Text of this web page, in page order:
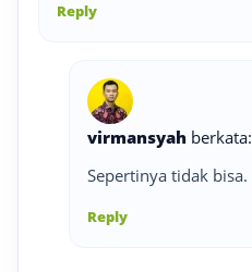
Reply
virmansyah berkata:
Sepertinya tidak bisa.
Reply